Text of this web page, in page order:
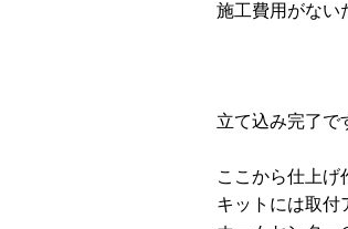
施工費用がない
立て込み完了で
ここから仕上げ
キットには取付